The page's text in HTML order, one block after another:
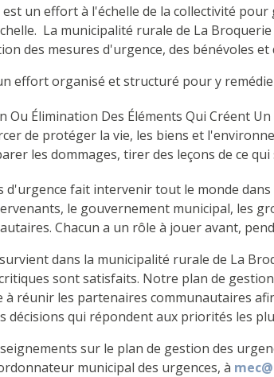
un effort à l'échelle de la collectivité
La municipalité rurale de La
des mesures d'urgence, des bénévoles et
effort organisé et structuré pour y
Ou Élimination Des Éléments Qui Créent
de protéger la vie, les biens et
les dommages, tirer des leçons de ce
d'urgence fait intervenir tout le monde
le gouvernement municipal, les
Chacun a un rôle à jouer avant,
dans la municipalité rurale de La
sont satisfaits. Notre plan de
réunir les partenaires communautaires
décisions qui répondent aux priorités les
sur le plan de gestion des
municipal des urgences, à